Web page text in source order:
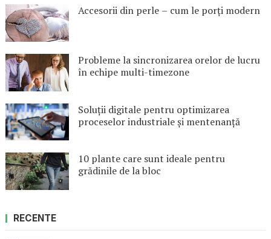
Accesorii din perle – cum le porți modern
Probleme la sincronizarea orelor de lucru
în echipe multi-timezone
Soluții digitale pentru optimizarea
proceselor industriale și mentenanță
10 plante care sunt ideale pentru
grădinile de la bloc
RECENTE